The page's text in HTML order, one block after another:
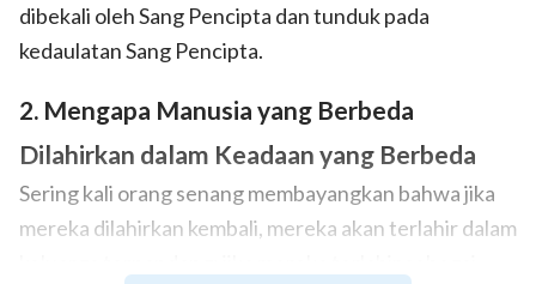
dibekali oleh Sang Pencipta dan tunduk pada
kedaulatan Sang Pencipta.
2. Mengapa Manusia yang Berbeda
Dilahirkan dalam Keadaan yang Berbeda
Sering kali orang senang membayangkan bahwa jika
mereka dilahirkan kembali, mereka akan terlahir dalam